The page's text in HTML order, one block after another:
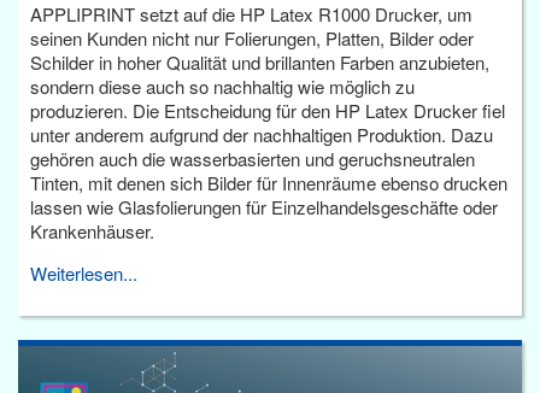
APPLIPRINT setzt auf die HP Latex R1000 Drucker, um
seinen Kunden nicht nur Folierungen, Platten, Bilder oder
Schilder in hoher Qualität und brillanten Farben anzubieten,
sondern diese auch so nachhaltig wie möglich zu
produzieren. Die Entscheidung für den HP Latex Drucker fiel
unter anderem aufgrund der nachhaltigen Produktion. Dazu
gehören auch die wasserbasierten und geruchsneutralen
Tinten, mit denen sich Bilder für Innenräume ebenso drucken
lassen wie Glasfolierungen für Einzelhandelsgeschäfte oder
Krankenhäuser.
Weiterlesen...